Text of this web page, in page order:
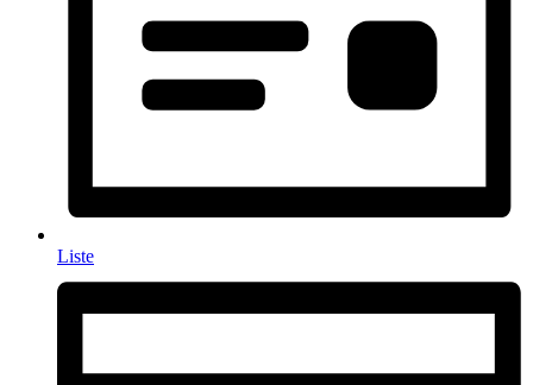
Liste